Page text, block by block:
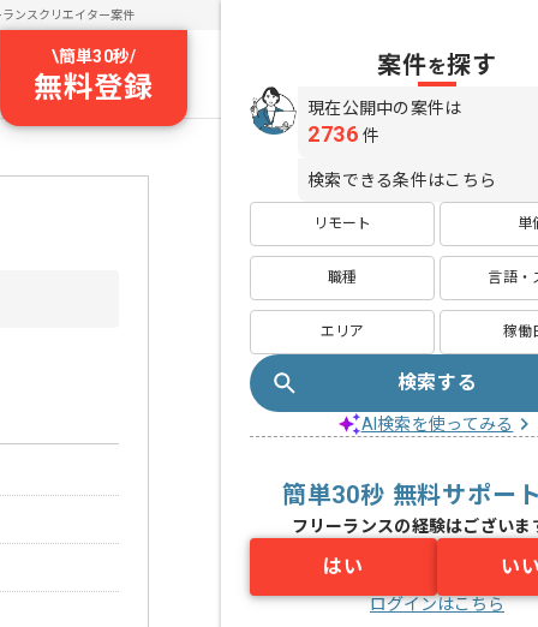
ランスクリエイター案件
\簡単30秒/
無料登録
案件を探す
現在公開中の案件は
2736 件
検索できる条件はこちら
リモート 単
職種 言語・
エリア 稼働
検索する
AI検索を使ってみる
簡単30秒 無料サポー
フリーランスの経験はございま
はい い
ログインはこちら